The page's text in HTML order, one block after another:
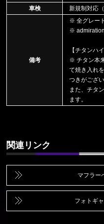
車検
新規制対応
備考
※ 全グレー
※
【チタンハ
※ チタン本
て焼き入れ
つきがござい
また、チタ
ます。
関連リンク
マフラー
フォトギ